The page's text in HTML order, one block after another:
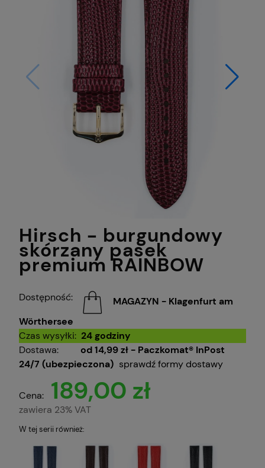
Hirsch - burgundowy
skórzany pasek
premium RAINBOW
Dostępność:
MAGAZYN - Klagenfurt am
Wörthersee
Czas wysyłki: 24 godziny
Dostawa:
od 14,99 zł - Paczkomat® InPost
24/7 (ubezpieczona) sprawdź formy dostawy
Cena: 189,00 zł
zawiera 23% VAT
W tej serii również: